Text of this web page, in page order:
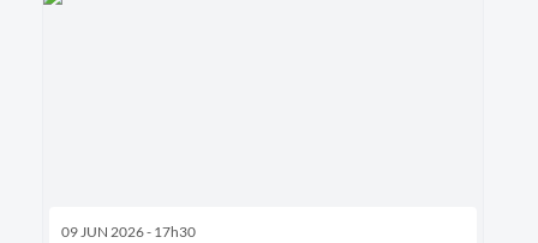
09 JUN 2026 - 17h30